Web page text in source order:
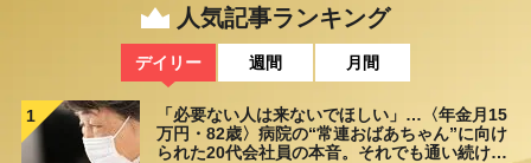
人気記事ランキング
デイリー 週間 月間
1
「必要ない人は来ないでほしい」…〈年金月15
万円・82歳〉病院の“常連おばあちゃん”に向け
られた20代会社員の本音。それでも通い続ける